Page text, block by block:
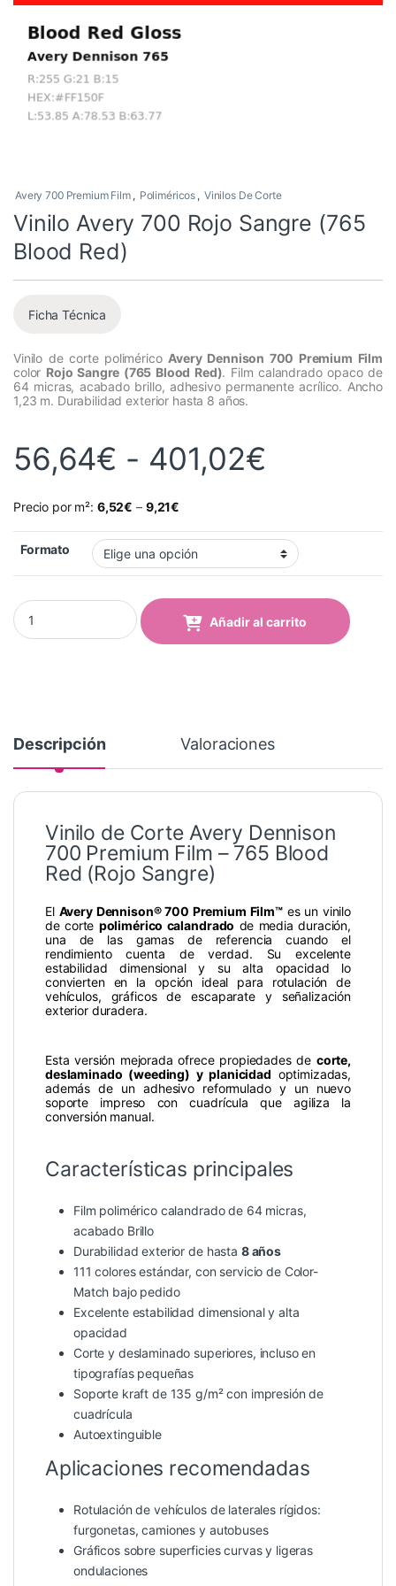
Avery 700 Premium Film , Poliméricos , Vinilos De Corte
Vinilo Avery 700 Rojo Sangre (765
Blood Red)
Ficha Técnica
Vinilo de corte polimérico Avery Dennison 700 Premium Film
color Rojo Sangre (765 Blood Red). Film calandrado opaco de
64 micras, acabado brillo, adhesivo permanente acrílico. Ancho
1,23 m. Durabilidad exterior hasta 8 años.
56,64€ - 401,02€
Precio por m²: 6,52€ – 9,21€
Formato
Vinilo Avery 700 Rojo Sangre (765 Blood Red) quantity
Añadir al carrito
Descripción Valoraciones
Vinilo de Corte Avery Dennison
700 Premium Film – 765 Blood
Red (Rojo Sangre)
El Avery Dennison® 700 Premium Film™es un vinilo
de corte polimérico calandrado de media duración,
una de las gamas de referencia cuando el
rendimiento cuenta de verdad. Su excelente
estabilidad dimensional y su alta opacidad lo
convierten en la opción ideal para rotulación de
vehículos, gráficos de escaparate y señalización
exterior duradera.
Esta versión mejorada ofrece propiedades de corte,
deslaminado (weeding) y planicidad optimizadas,
además de un adhesivo reformulado y un nuevo
soporte impreso con cuadrícula que agiliza la
conversión manual.
Características principales
Film polimérico calandrado de 64 micras,
acabado Brillo
Durabilidad exterior de hasta 8 años
111 colores estándar, con servicio de Color-
Match bajo pedido
Excelente estabilidad dimensional y alta
opacidad
Corte y deslaminado superiores, incluso en
tipografías pequeñas
Soporte kraft de 135 g/m² con impresión de
cuadrícula
Autoextinguible
Aplicaciones recomendadas
Rotulación de vehículos de laterales rígidos:
furgonetas, camiones y autobuses
Gráficos sobre superficies curvas y ligeras
ondulaciones